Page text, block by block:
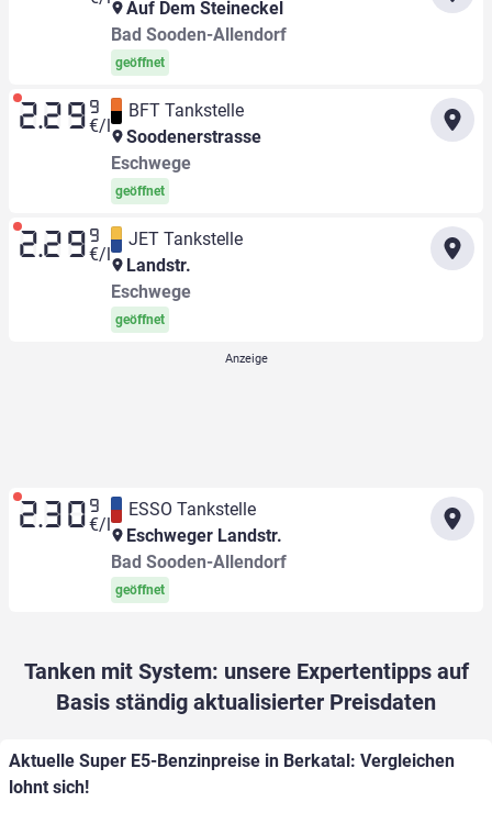
Auf Dem Steineckel
Bad Sooden-Allendorf
geöffnet
2.29 9
€/l
BFT Tankstelle
Soodenerstrasse
Eschwege
geöffnet
2.29 9
€/l
JET Tankstelle
Landstr.
Eschwege
geöffnet
2.30 9
€/l
ESSO Tankstelle
Eschweger Landstr.
Bad Sooden-Allendorf
geöffnet
Tanken mit System: unsere Expertentipps auf
Basis ständig aktualisierter Preisdaten
Aktuelle Super E5-Benzinpreise in Berkatal: Vergleichen
lohnt sich!